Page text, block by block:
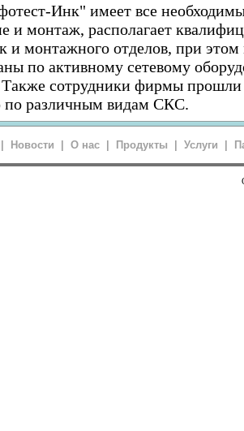
Инк" имеет все
и монтаж, располагает
и монтажного отделов, при
по активному сетевому
сотрудники фирмы прошли
по различным видам СКС.
Новости О нас Продукты Услуги